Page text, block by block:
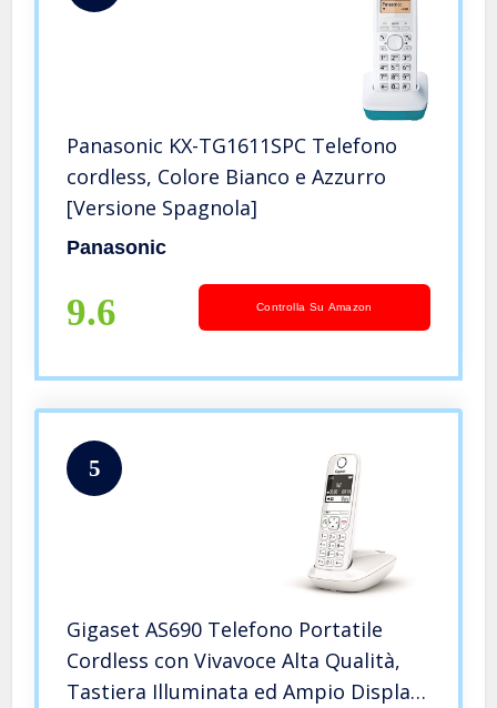
Panasonic KX-TG1611SPC Telefono
cordless, Colore Bianco e Azzurro
[Versione Spagnola]
Panasonic
9.6 Controlla Su Amazon
5
Gigaset AS690 Telefono Portatile
Cordless con Vivavoce Alta Qualità,
Tastiera Illuminata ed Ampio Display,